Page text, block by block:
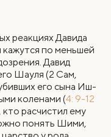
реакциях Давида
кажутся по меньшей
Давид
Шауля (2 Сам,
его сына Иш-
коленами (4: 9-12
расчистил ему
понять Шими,